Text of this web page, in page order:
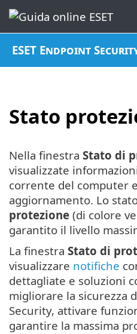
ESET Endpoint
Stato
Nella finestra Stato di
visualizzate
corrente del computer
aggiornamento. Lo
protezione (di colore
garantito il livello
La finestra Stato di
visualizzare notifiche
dettagliate e soluzioni
migliorare la sicurezza
Security, attivare
garantire la massima